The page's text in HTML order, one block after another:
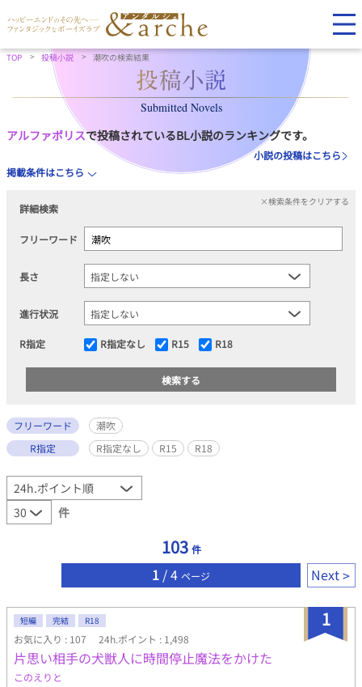
TOP 投稿小説 潮吹の検索結果
Submitted Novels
アルファポリスで投稿されているBL小説のランキングです。
小説の投稿はこちら
掲載条件はこちら
詳細検索
×検索条件をクリアする
フリーワード
長さ
進行状況
R指定 R指定なし R15 R18
フリーワード
潮吹
R指定
R指定なし R15 R18
件
103 件
1 / 4 ページ Next
1
短編 完結 R18
お気に入り : 107 24h.ポイント : 1,498
片思い相手の犬獣人に時間停止魔法をかけた
このえりと